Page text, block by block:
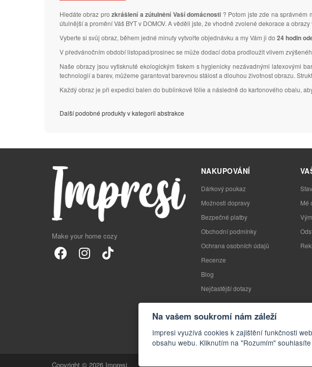
Hledáte obraz prozkrášlení a zútulnění Vaší domácnosti ? Potom jste zde na správném
útulnější a promění Váš BYT v DOMOV. A věděli jste, že vhodně zvolené dekorace a
Vyberte si svůj obraz, během jedné minuty vytvořte objednávku a my Vám ji do 24 hodin
V předvánočním období listopad/prosinec se může dodací doba prodloužit vlivem
Naše obrazy jsou vytisknuté ekologickým tiskem s hygienicky nezávadnými latexovými
technologií a barev, můžeme garantovat barevnou stálost a dlouhou životnost obrazu.
Každý obraz je při expedici balen do bublinkové fólie a následně do kartonového obalu,
Další podobné produkty v kategorii abstrakce
Make your home cozy
NAKUPOVÁNÍ
Dárkový poukaz
Možnosti dopravy
Bezpečné platby
Obchodní podmínky
Ochrana osobních údajů
Recenze
Blog
Nejčastější dotazy
Mé
Copyright © 2026 Impresi
Na vašem soukromí nám záleží
Impresi využívá cookies k zajištění funkčnosti
obsahu webu. Kliknutím na "Rozumím"